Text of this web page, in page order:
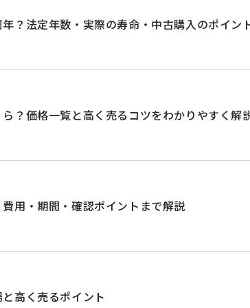
？法定年数・実際の寿命・中古購入のポイン
？価格一覧と高く売るコツをわかりやすく解
用・期間・確認ポイントまで解説
高く売るポイント